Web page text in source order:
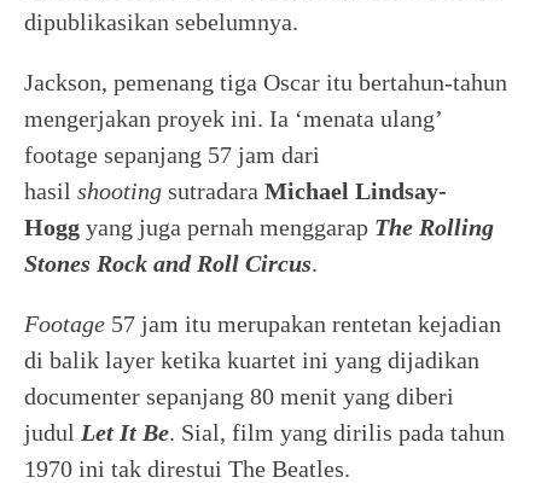
dipublikasikan sebelumnya.
Jackson, pemenang tiga Oscar itu bertahun-tahun
mengerjakan proyek ini. Ia ‘menata ulang’
footage sepanjang 57 jam dari
hasil shooting sutradara Michael Lindsay-
Hogg yang juga pernah menggarap The Rolling
Stones Rock and Roll Circus.
Footage 57 jam itu merupakan rentetan kejadian
di balik layer ketika kuartet ini yang dijadikan
documenter sepanjang 80 menit yang diberi
judul Let It Be. Sial, film yang dirilis pada tahun
1970 ini tak direstui The Beatles.